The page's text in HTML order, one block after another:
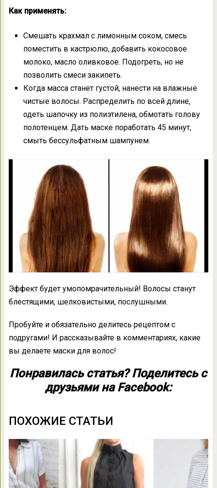
Как применять:
Смешать крахмал с лимонным соком, смесь
поместить в кастрюлю, добавить кокосовое
молоко, масло оливковое. Подогреть, но не
позволить смеси закипеть.
Когда масса станет густой, нанести на влажные
чистые волосы. Распределить по всей длине,
одеть шапочку из полиэтилена, обмотать голову
полотенцем. Дать маске поработать 45 минут,
смыть бессульфатным шампунем.
Эффект будет умопомрачительный! Волосы станут
блестящими, шелковистыми, послушными.
Пробуйте и обязательно делитесь рецептом с
подругами! И рассказывайте в комментариях, какие
вы делаете маски для волос!
Понравилась статья? Поделитесь с
друзьями на Facebook:
ПОХОЖИЕ СТАТЬИ